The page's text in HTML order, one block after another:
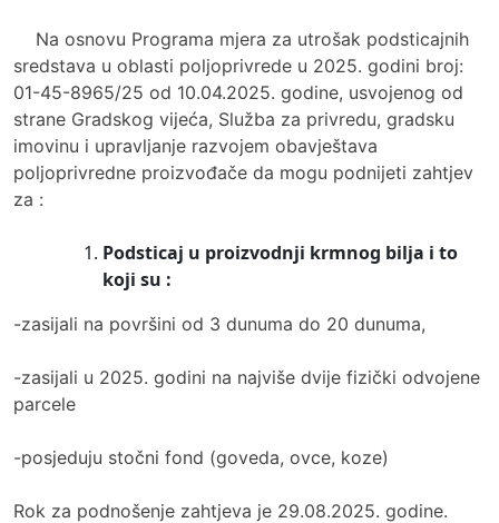
Na osnovu Programa mjera za utrošak podsticajnih
sredstava u oblasti poljoprivrede u 2025. godini broj:
01-45-8965/25 od 10.04.2025. godine, usvojenog od
strane Gradskog vijeća, Služba za privredu, gradsku
imovinu i upravljanje razvojem obavještava
poljoprivredne proizvođače da mogu podnijeti zahtjev
za :
Podsticaj u proizvodnji krmnog bilja i to
koji su :
-zasijali na površini od 3 dunuma do 20 dunuma,
-zasijali u 2025. godini na najviše dvije fizički odvojene
parcele
-posjeduju stočni fond (goveda, ovce, koze)
Rok za podnošenje zahtjeva je 29.08.2025. godine.